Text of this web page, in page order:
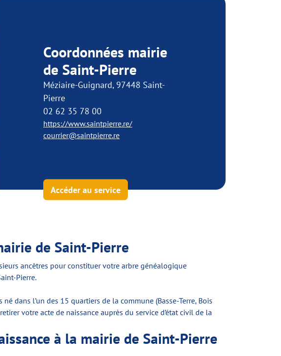
Coordonnées mairie
de Saint-Pierre
Méziaire-Guignard, 97448 Saint-
Pierre
02 62 35 78 00
https://www.saintpierre.re/
courrier@saintpierre.re
Accéder au service
de Saint-Pierre
ancêtres pour constituer votre arbre généalogique
Pierre.
dans l’un des 15 quartiers de la commune (Basse-Terre, Bois
votre acte de naissance auprès du service d’état civil de la
à la mairie de Saint-Pierre